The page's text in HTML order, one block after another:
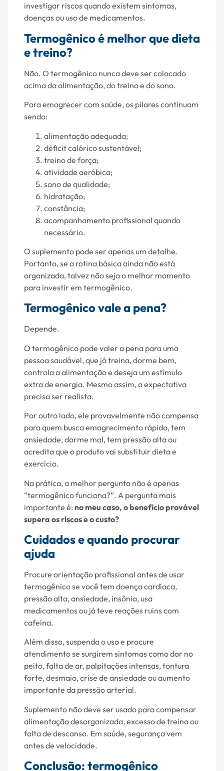
investigar riscos quando existem sintomas,
doenças ou uso de medicamentos.
Termogênico é melhor que dieta
e treino?
Não. O termogênico nunca deve ser colocado
acima da alimentação, do treino e do sono.
Para emagrecer com saúde, os pilares continuam
sendo:
alimentação adequada;
déficit calórico sustentável;
treino de força;
atividade aeróbica;
sono de qualidade;
hidratação;
constância;
acompanhamento profissional quando
necessário.
O suplemento pode ser apenas um detalhe.
Portanto, se a rotina básica ainda não está
organizada, talvez não seja o melhor momento
para investir em termogênico.
Termogênico vale a pena?
Depende.
O termogênico pode valer a pena para uma
pessoa saudável, que já treina, dorme bem,
controla a alimentação e deseja um estímulo
extra de energia. Mesmo assim, a expectativa
precisa ser realista.
Por outro lado, ele provavelmente não compensa
para quem busca emagrecimento rápido, tem
ansiedade, dorme mal, tem pressão alta ou
acredita que o produto vai substituir dieta e
exercício.
Na prática, a melhor pergunta não é apenas
“termogênico funciona?”. A pergunta mais
importante é: no meu caso, o benefício provável
supera os riscos e o custo?
Cuidados e quando procurar
ajuda
Procure orientação profissional antes de usar
termogênico se você tem doença cardíaca,
pressão alta, ansiedade, insônia, usa
medicamentos ou já teve reações ruins com
cafeína.
Além disso, suspenda o uso e procure
atendimento se surgirem sintomas como dor no
peito, falta de ar, palpitações intensas, tontura
forte, desmaio, crise de ansiedade ou aumento
importante da pressão arterial.
Suplemento não deve ser usado para compensar
alimentação desorganizada, excesso de treino ou
falta de descanso. Em saúde, segurança vem
antes de velocidade.
Conclusão: termogênico